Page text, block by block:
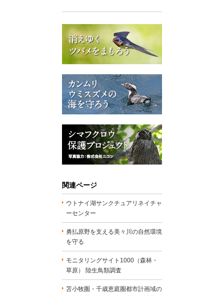
関連ページ
ウトナイ湖サンクチュアリネイチャ
ーセンター
勇払原野を支える美々川の自然環境
を守る
モニタリングサイト1000（森林・
草原） 陸生鳥類調査
苫小牧圏・千歳恵庭圏都市計画域の